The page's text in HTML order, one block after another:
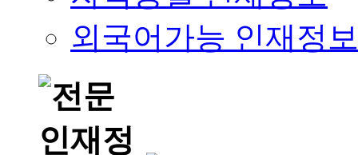
외국어가능 인재정보